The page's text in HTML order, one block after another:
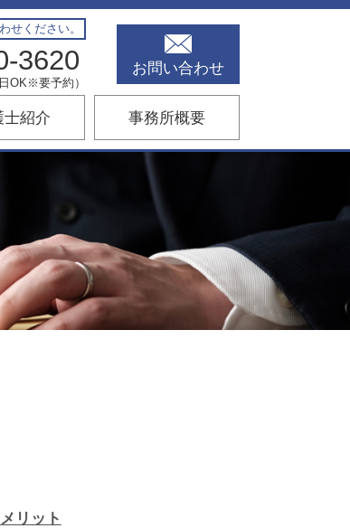
せください。
3620
OK※要予約）
お問い合わせ
士紹介 事務所概要
リット